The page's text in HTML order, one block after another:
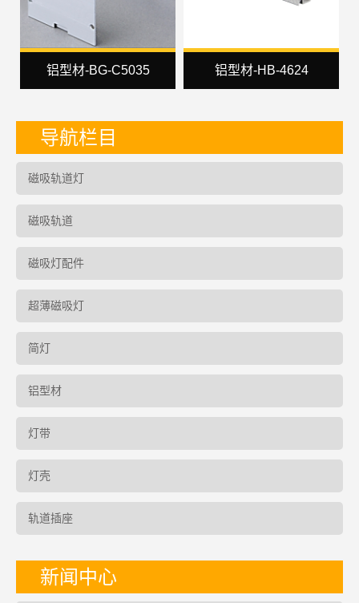
铝型材-BG-C5035 铝型材-HB-4624
导航栏目
磁吸轨道灯
磁吸轨道
磁吸灯配件
超薄磁吸灯
简灯
铝型材
灯带
灯壳
轨道插座
新闻中心